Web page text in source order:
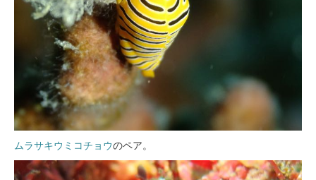
ムラサキウミコチョウのペア。